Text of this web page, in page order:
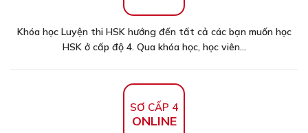
Khóa học Luyện thi HSK hướng đến tất cả các bạn muốn học
HSK ở cấp độ 4. Qua khóa học, học viên...
SƠ CẤP 4
ONLINE